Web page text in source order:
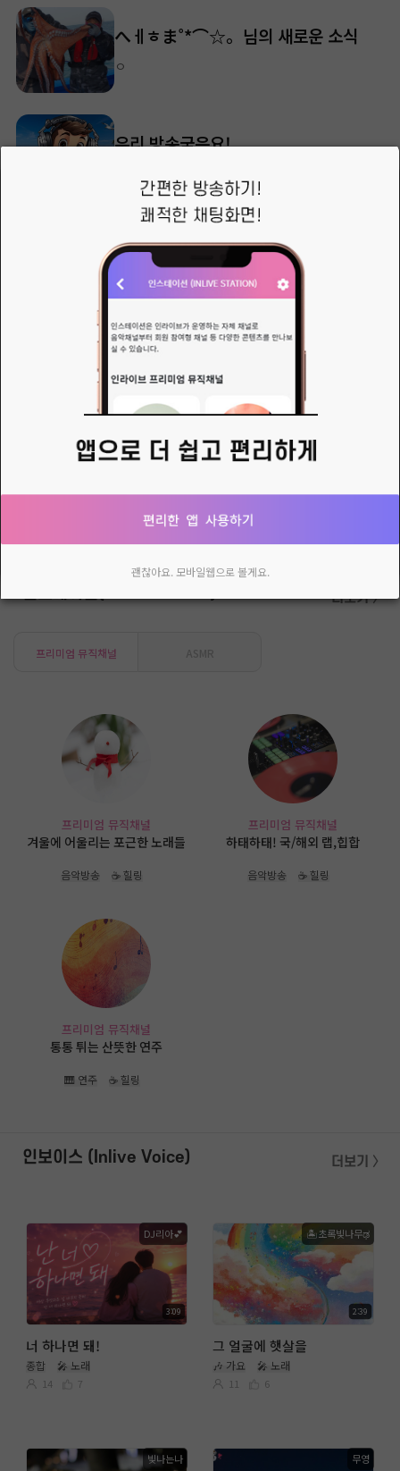
へㅔㅎま˚*⌒☆。님의 새로운 소식
ㅇ
우리 방송국은요!
✶₊˚.༄나린*☪︎님의 새로운 소식
방카르님의 새로운 소식
제일 좋아하는과일 ...................................수박
더보기 〉
프리미엄 뮤직채널
프리미엄 뮤직채널
겨울에 어울리는 포근한 노래들
음악방송 ☕ 힐링
프리미엄 뮤직채널
하태하태! 국/해외 랩,힙합
음악방송 ☕ 힐링
프리미엄 뮤직채널
통통 튀는 산뜻한 연주
🎹 연주 ☕ 힐링
인보이스 (Inlive Voice) 더보기 〉
3:09
DJ리아💕
너 하나면 돼!
종합 🎤 노래
14 7
2:39
🏝초록빛나무ಢ
그 얼굴에 햇살을
🎶 가요 🎤 노래
11 6
빛나는나 무영
다시 열지 않음 닫기
괜찮아요. 모바일웹으로 볼게요.